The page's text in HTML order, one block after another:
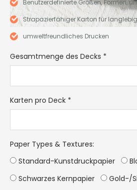
Benutzerdefinierte Größen, Formen,
Strapazierfähiger Karton für
umweltfreundliches Drucken
Gesamtmenge des Decks *
Karten pro Deck *
Paper Types & Textures:
Standard-Kunstdruckpapier
Schwarzes Kernpapier
Gold-/